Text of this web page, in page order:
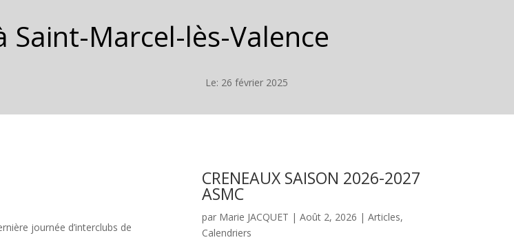
Saint-Marcel-lès-Valence
Le: 26 février 2025
journée d’interclubs de
CRENEAUX SAISON 2026-2027
ASMC
par Marie JACQUET | Août 2, 2026 | Articles,
Calendriers